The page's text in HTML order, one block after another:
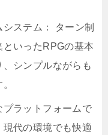
ステム： ターン制
いったRPGの基本
シンプルながらも
プラットフォームで
代の環境でも快適